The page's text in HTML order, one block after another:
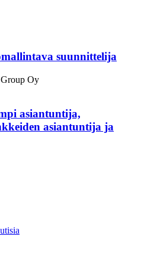
suunnittelija
Oy
asiantuntija,
asiantuntija ja